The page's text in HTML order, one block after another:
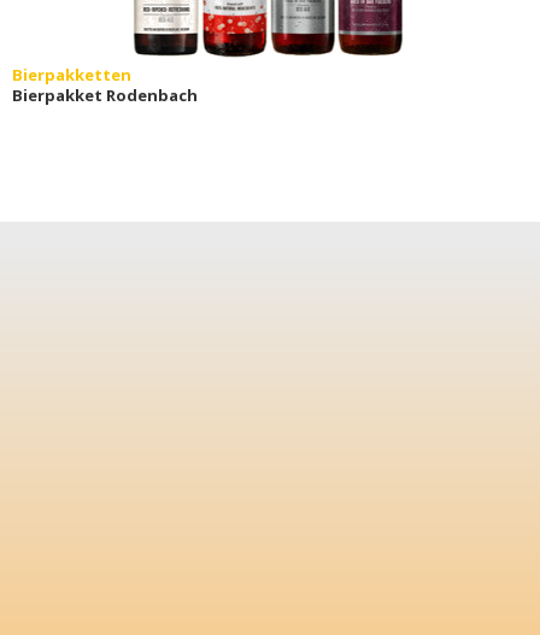
Bierpakketten
Bierpakket Rodenbach